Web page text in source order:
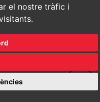
el nostre tràfic i